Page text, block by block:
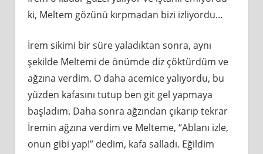
ki, Meltem gözünü kırpmadan bizi izliyordu…
İrem sikimi bir süre yaladıktan sonra, aynı
şekilde Meltemi de önümde diz çöktürdüm ve
ağzına verdim. O daha acemice yalıyordu, bu
yüzden kafasını tutup ben git gel yapmaya
başladım. Daha sonra ağzından çıkarıp tekrar
İremin ağzına verdim ve Melteme, “Ablanı izle,
onun gibi yap!” dedim, kafa salladı. Eğildim